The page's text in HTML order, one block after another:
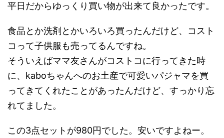
平日だからゆっくり買い物が出来て良かったです。
食品とか洗剤とかいろいろ買ったんだけど、コスト
コって子供服も売ってるんですね。
そういえばママ友さんがコストコに行ってきた時
に、kaboちゃんへのお土産で可愛いパジャマを買
ってきてくれたことがあったんだけど、すっかり忘
れてました。
この3点セットが980円でした。安いですよねー。